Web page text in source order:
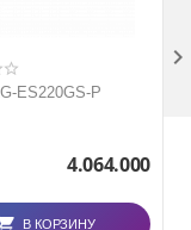
ES220GS-P
4.064.000
В КОРЗИНУ
